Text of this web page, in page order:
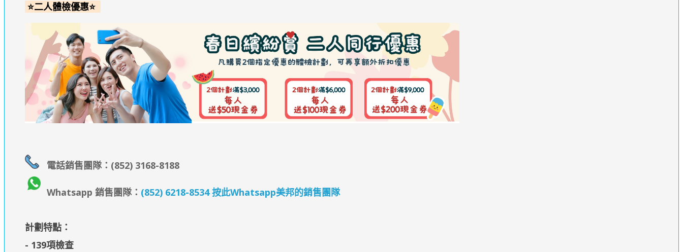
⭐二人體檢優惠⭐
電話銷售團隊：(852) 3168-8188
Whatsapp 銷售團隊： (852) 6218-8534 按此Whatsapp美邦的銷售團隊
計劃特點：
- 139項檢查